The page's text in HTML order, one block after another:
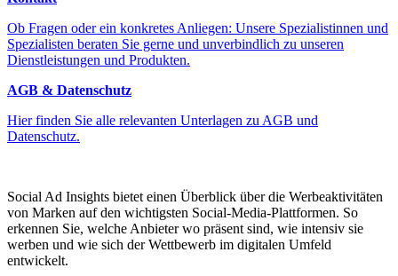
Ob Fragen oder ein konkretes Anliegen: Unsere Spezialistinnen und
Spezialisten beraten Sie gerne und unverbindlich zu unseren
Dienstleistungen und Produkten.
AGB & Datenschutz
Hier finden Sie alle relevanten Unterlagen zu AGB und
Datenschutz.
Social Ad Insights bietet einen Überblick über die Werbeaktivitäten
von Marken auf den wichtigsten Social-Media-Plattformen. So
erkennen Sie, welche Anbieter wo präsent sind, wie intensiv sie
werben und wie sich der Wettbewerb im digitalen Umfeld
entwickelt.